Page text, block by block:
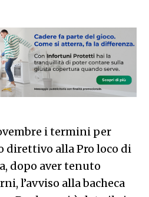
i termini per
direttivo alla Pro loco di
dopo aver tenuto
l’avviso alla bacheca